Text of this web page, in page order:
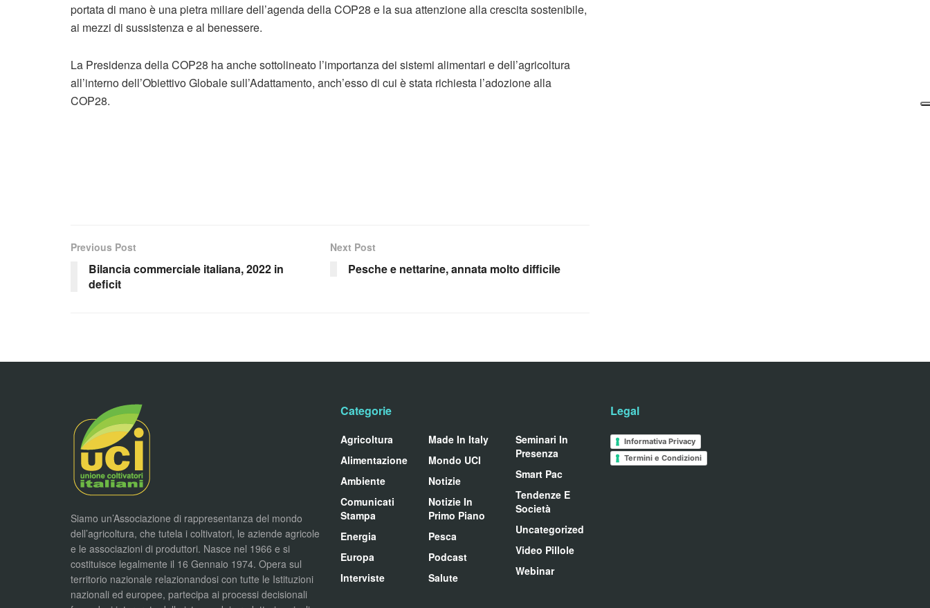
portata di mano è una pietra miliare dell’agenda della COP28 e la sua attenzione alla crescita sostenibile,
ai mezzi di sussistenza e al benessere.
La Presidenza della COP28 ha anche sottolineato l’importanza dei sistemi alimentari e dell’agricoltura
all’interno dell’Obiettivo Globale sull’Adattamento, anch’esso di cui è stata richiesta l’adozione alla
COP28.
Previous Post
Bilancia commerciale italiana, 2022 in
deficit
Next Post
Pesche e nettarine, annata molto difficile
Siamo un’Associazione di rappresentanza del mondo
dell’agricoltura, che tutela i coltivatori, le aziende agricole
e le associazioni di produttori. Nasce nel 1966 e si
costituisce legalmente il 16 Gennaio 1974. Opera sul
territorio nazionale relazionandosi con tutte le Istituzioni
nazionali ed europee, partecipa ai processi decisionali
Categorie
Agricoltura
Alimentazione
Ambiente
Comunicati
Stampa
Energia
Europa
Interviste
Made In Italy
Mondo UCI
Notizie
Notizie In
Primo Piano
Pesca
Podcast
Salute
Seminari In
Presenza
Smart Pac
Tendenze E
Società
Uncategorized
Video Pillole
Webinar
Legal
Informativa Privacy
Termini e Condizioni